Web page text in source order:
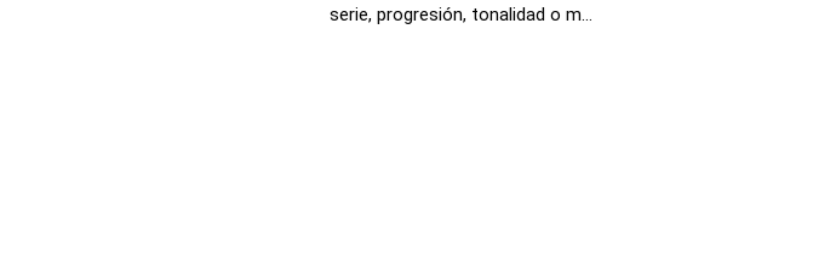
serie, progresión, tonalidad o m...